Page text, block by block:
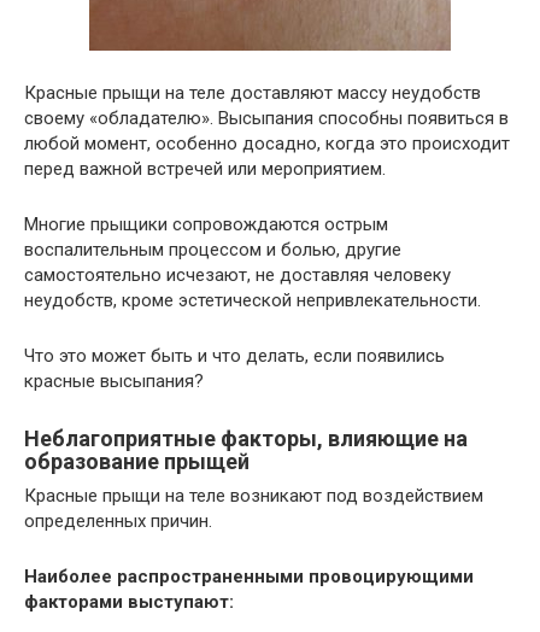
Красные прыщи на теле доставляют массу неудобств
своему «обладателю». Высыпания способны появиться в
любой момент, особенно досадно, когда это происходит
перед важной встречей или мероприятием.
Многие прыщики сопровождаются острым
воспалительным процессом и болью, другие
самостоятельно исчезают, не доставляя человеку
неудобств, кроме эстетической непривлекательности.
Что это может быть и что делать, если появились
красные высыпания?
Неблагоприятные факторы, влияющие на
образование прыщей
Красные прыщи на теле возникают под воздействием
определенных причин.
Наиболее распространенными провоцирующими
факторами выступают: